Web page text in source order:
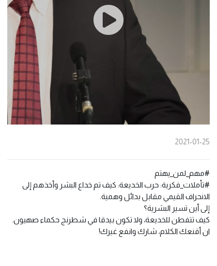
2021-01-25
#مهم_لمن_يهتم
#تأملات_فكرية: حرب الخديعة: كيف تم خداع البشر وأخذهم إلى
الانحراف القيمي مقابل بدائل وهمية.
إلى أين تسير البشرية؟
كيف تتفطن للخديعة، ولا تكون بيدقا في شطرنج حكماء صهيون.
ان أقنعك الكلام، شارك وانفع غيرك!